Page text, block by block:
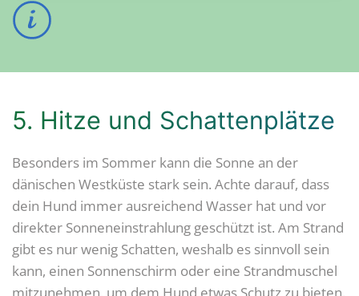
5. Hitze und Schattenplätze
Besonders im Sommer kann die Sonne an der
dänischen Westküste stark sein. Achte darauf, dass
dein Hund immer ausreichend Wasser hat und vor
direkter Sonneneinstrahlung geschützt ist. Am Strand
gibt es nur wenig Schatten, weshalb es sinnvoll sein
kann, einen Sonnenschirm oder eine Strandmuschel